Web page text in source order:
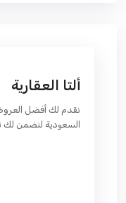
ألتا العقارية
نقدم لك أفضل العروض
السعودية لنضمن لك